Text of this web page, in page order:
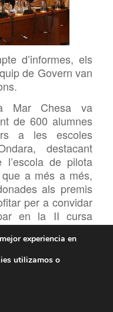
d’informes, els
de Govern van
Mar Chesa va
de 600 alumnes
a les escoles
destacant
l’escola de pilota
a més a més,
als premis
per a convidar
en la II cursa
se celebrarà el
de la qual va
euros l’any
de l’àrea,
les gràcies per la
experiencia en
utilizamos o